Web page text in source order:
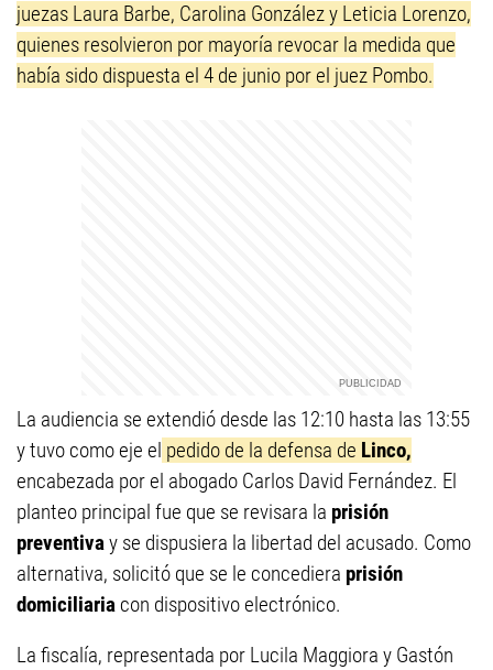
juezas Laura Barbe, Carolina González y Leticia Lorenzo,
quienes resolvieron por mayoría revocar la medida que
había sido dispuesta el 4 de junio por el juez Pombo.
La audiencia se extendió desde las 12:10 hasta las 13:55
y tuvo como eje el pedido de la defensa de Linco,
encabezada por el abogado Carlos David Fernández. El
planteo principal fue que se revisara la prisión
preventivay se dispusiera la libertad del acusado. Como
alternativa, solicitó que se le concediera prisión
domiciliaria con dispositivo electrónico.
La fiscalía, representada por Lucila Maggiora y Gastón